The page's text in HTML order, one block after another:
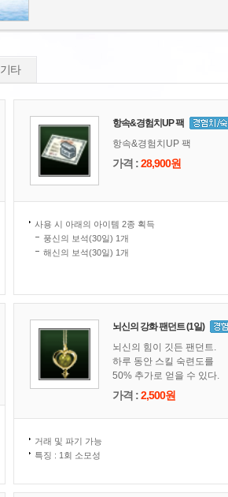
기타
항속&경험치UP 팩
항속&경험치UP 팩
가격 :28,900원
사용 시 아래의 아이템 2종 획득
풍신의 보석(30일) 1개
해신의 보석(30일) 1개
뇌신의 강화 팬던트 (1일)
뇌신의 힘이 깃든 팬던트.
하루 동안 스킬 숙련도를
50% 추가로 얻을 수 있다.
가격 :2,500원
거래 및 파기 가능
특징 : 1회 소모성